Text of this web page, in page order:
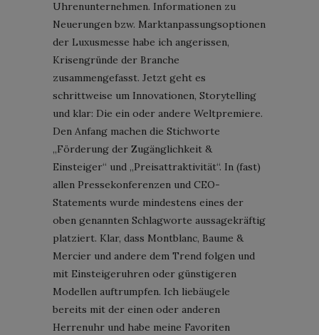
Uhrenunternehmen. Informationen zu
Neuerungen bzw. Marktanpassungsoptionen
der Luxusmesse habe ich angerissen,
Krisengründe der Branche
zusammengefasst. Jetzt geht es
schrittweise um Innovationen, Storytelling
und klar: Die ein oder andere Weltpremiere.
Den Anfang machen die Stichworte
„Förderung der Zugänglichkeit &
Einsteiger“ und „Preisattraktivität“. In (fast)
allen Pressekonferenzen und CEO-
Statements wurde mindestens eines der
oben genannten Schlagworte aussagekräftig
platziert. Klar, dass Montblanc, Baume &
Mercier und andere dem Trend folgen und
mit Einsteigeruhren oder günstigeren
Modellen auftrumpfen. Ich liebäugele
bereits mit der einen oder anderen
Herrenuhr und habe meine Favoriten